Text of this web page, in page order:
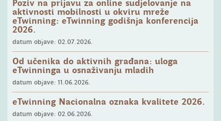
Poziv na prijavu za online sudjelovanje na
aktivnosti mobilnosti u okviru mreže
eTwinning: eTwinning godišnja konferencija
2026.
datum objave: 02.07.2026.
Od učenika do aktivnih građana: uloga
eTwinninga u osnaživanju mladih
datum objave: 11.06.2026.
eTwinning Nacionalna oznaka kvalitete 2026.
datum objave: 02.06.2026.